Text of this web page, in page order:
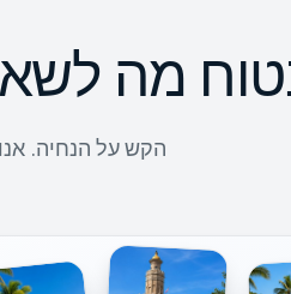
מה
הקש על הנחיה.